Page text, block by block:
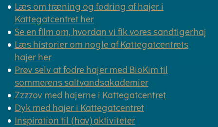
Læs om træning og fodring af hajer i
Kattegatcentret her
Se en film om, hvordan vi fik vores sandtigerhaj
Læs historier om nogle af Kattegatcentrets
hajer her
Prøv selv at fodre hajer med BioKim til
sommerens saltvandsakademier
Zzzzov med hajerne i Kattegatcentret
Dyk med hajer i Kattegatcentret
Inspiration til (hav)aktiviteter